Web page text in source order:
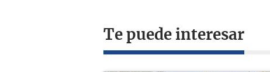
Te puede interesar